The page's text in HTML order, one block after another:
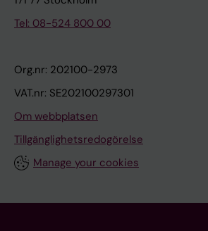
Tel: 08-524 800 00
Org.nr: 202100-2973
VAT.nr: SE202100297301
Om webbplatsen
Tillgänglighetsredogörelse
Manage your cookies